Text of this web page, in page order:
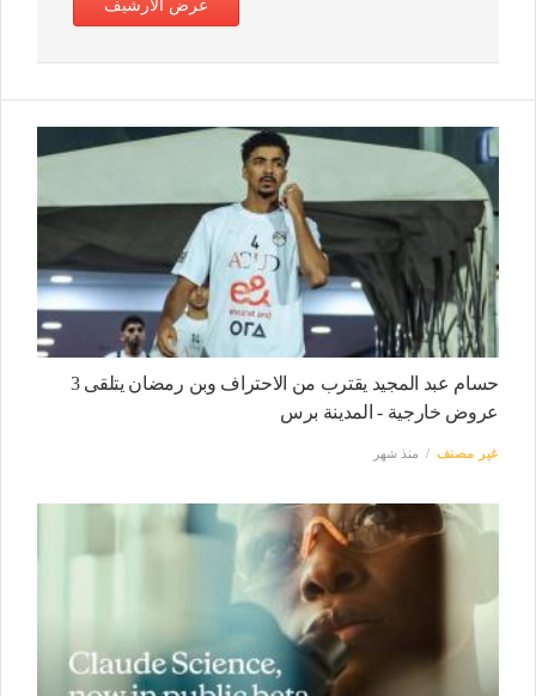
حسام عبد المجيد يقترب من الاحتراف وبن رمضان يتلقى 3
عروض خارجية - المدينة برس
غير مصنف منذ شهر